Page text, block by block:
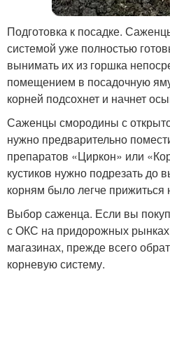
Подготовка к посадке.
системой уже полностью
вынимать их из горшка
помещением в посадочную
корней подсохнет и начнет
Саженцы смородины с
нужно предварительно
препаратов «Циркон» или
кустиков нужно подрезать до
корням было легче прижиться
Выбор саженца. Если вы
с ОКС на придорожных
магазинах, прежде всего
корневую систему.